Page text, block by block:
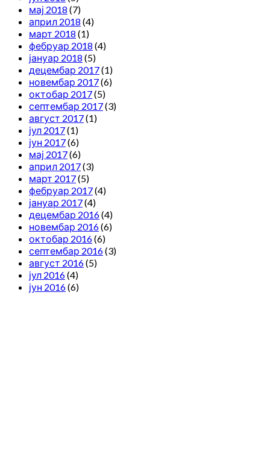
мај 2018 (7)
април 2018 (4)
март 2018 (1)
фебруар 2018 (4)
јануар 2018 (5)
децембар 2017(1)
новембар 2017(6)
октобар 2017(5)
септембар 2017(3)
август 2017(1)
јул 2017(1)
јун 2017(6)
мај 2017(6)
април 2017(3)
март 2017(5)
фебруар 2017(4)
јануар 2017(4)
децембар 2016(4)
новембар 2016(6)
октобар 2016(6)
септембар 2016(3)
август 2016(5)
јул 2016(4)
јун 2016(6)